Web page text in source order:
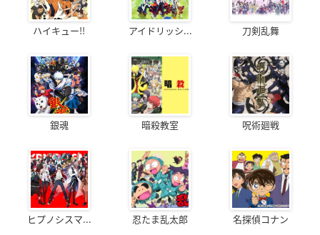
ハイキュー!! アイドリッシ... 刀剣乱舞
銀魂 暗殺教室 呪術廻戦
ヒプノシスマ... 忍たま乱太郎 名探偵コナン